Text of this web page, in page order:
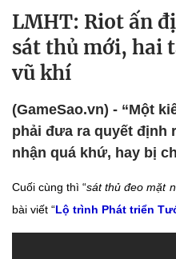
LMHT: Riot ấn
sát thủ mới, hai
vũ khí
(GameSao.vn) - “Một
phải đưa ra quyết định
nhận quá khứ, hay bị
Cuối cùng thì “sát thủ đeo mặt
bài viết “Lộ trình Phát triển